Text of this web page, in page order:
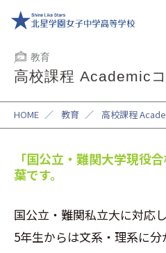
教育
高校課程 Academic
HOME ／ 教育 ／ 高校課程
「国公立・難関大学現役
葉です。
国公立・難関私立大に対応
5年生からは文系・理系に